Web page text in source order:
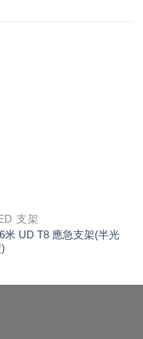
支架
米 UD T8 應急支架(半光